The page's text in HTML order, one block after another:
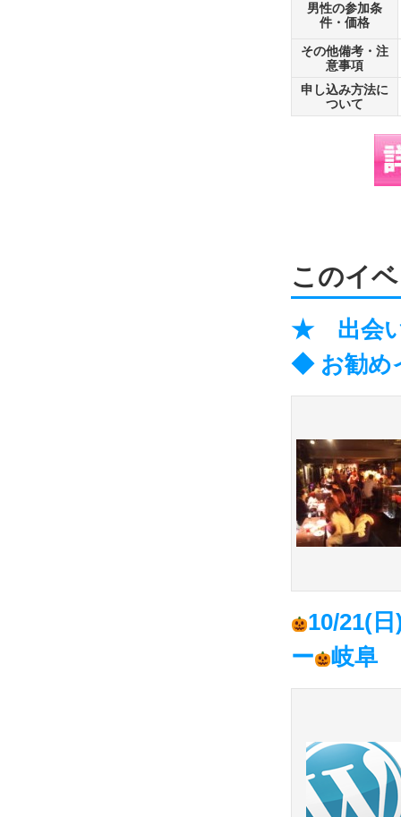
男性の参加条
件・価格
その他備考・注
意事項
申し込み方法に
ついて
このイ
★ 出会い
◆ お勧め
10/21(
ー
岐阜